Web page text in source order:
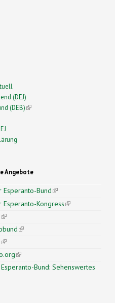
(DEJ)
(DEB)(link is external)
Angebote
Esperanto-Bund(link is
external)
Esperanto-Kongress(link is
(link is external)
(link is external)
(link is external)
(link is external)
Bund: Sehenswertes